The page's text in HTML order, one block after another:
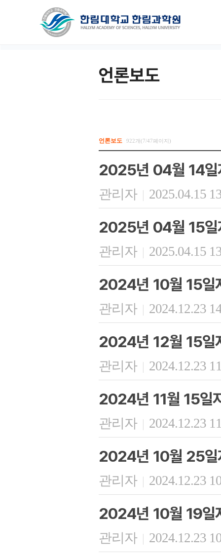
언론보도
언론보도 922개(7/47페이지)
2025년 04월 14일
관리자 | 2025.04.15
2025년 04월 15일
관리자 | 2025.04.15
2024년 10월 15일
관리자 | 2024.12.23
2024년 12월 15일
관리자 | 2024.12.23
2024년 11월 15일
관리자 | 2024.12.23
2024년 10월 25일
관리자 | 2024.12.23
2024년 10월 19일
관리자 | 2024.12.23